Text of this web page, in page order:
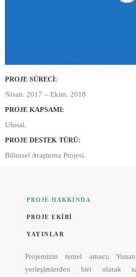
PROJE SÜRECI:
Nisan. 2017 – Ekim. 2018
PROJE KAPSAMI:
Ulusal.
PROJE DESTEK TÜRÜ:
Bilimsel Araştırma Projesi.
PROJE HAKKINDA
PROJE EKIBI
YAYINLAR
Projemizin temel amacı;
yerleşimlerden biri olarak